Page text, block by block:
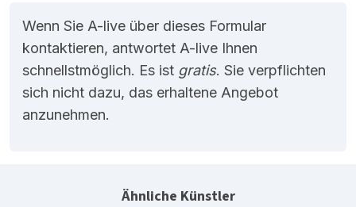
Wenn Sie A-live über dieses Formular
kontaktieren, antwortet A-live Ihnen
schnellstmöglich. Es ist gratis. Sie verpflichten
sich nicht dazu, das erhaltene Angebot
anzunehmen.
Ähnliche Künstler